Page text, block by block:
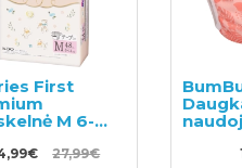
First
M 6-
27,99€